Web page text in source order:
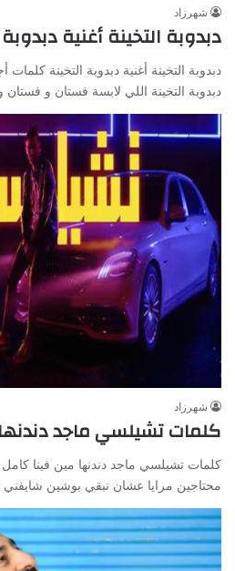
شهرزاد
دبدوبة التخينة أغنية
دبدوبة التخينة أغنية دبدوبة التخينة
دبدوبة التخينة اللي لابسة فستان و
شهرزاد
كلمات تشيلسي ماجد دندنها
كلمات تشيلسي ماجد دندنها مين فينا
محتاجين مرايا عشان نبقي بوشين